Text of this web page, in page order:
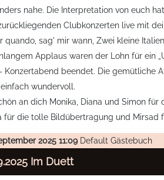
nahe. Die Interpretation von euch
Clubkonzerten live mit
quando, sag' mir wann, Zwei kleine
Applaus waren der Lohn für ein
beendet. Die gemütliche
wundervoll.
an dich Monika, Diana und Simon
für die tolle Bildübertragung und Mirsad
2025 11:09 Default Gästebuch
Im Duett